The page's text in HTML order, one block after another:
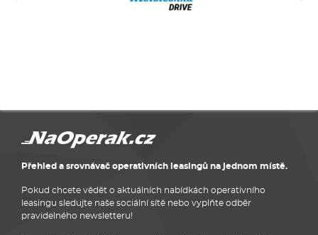
Přehled a srovnávač operativních leasingů na jednom místě.
Pokud chcete vědět o aktuálních nabídkách operativního
leasingu sledujte naše sociální sítě nebo vyplňte odběr
pravidelného newsletteru!